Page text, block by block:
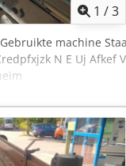
1 /3
machine
N E Uj Afkef